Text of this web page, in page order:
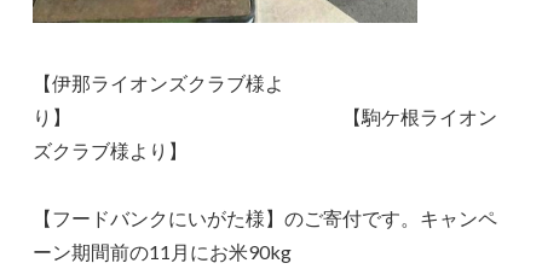
【伊那ライオンズクラブ様よ
り】 【駒ケ根ライオン
ズクラブ様より】
【フードバンクにいがた様】のご寄付です。キャンペ
ーン期間前の11月にお米90kg